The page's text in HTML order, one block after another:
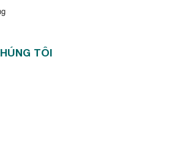
TÔI